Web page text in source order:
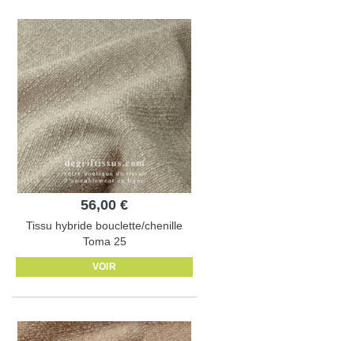
56,00 €
Tissu hybride bouclette/chenille
Toma 25
VOIR